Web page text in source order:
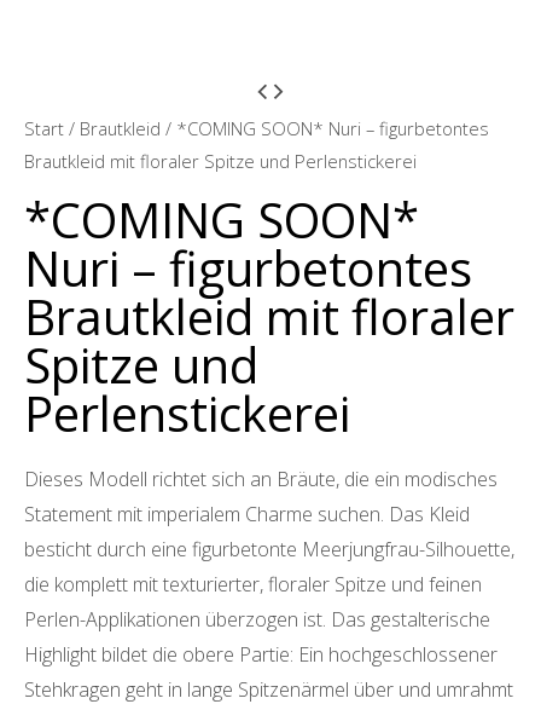
Start / Brautkleid / *COMING SOON* Nuri – figurbetontes
Brautkleid mit floraler Spitze und Perlenstickerei
*COMING SOON*
Nuri – figurbetontes
Brautkleid mit floraler
Spitze und
Perlenstickerei
Dieses Modell richtet sich an Bräute, die ein modisches
Statement mit imperialem Charme suchen. Das Kleid
besticht durch eine figurbetonte Meerjungfrau-Silhouette,
die komplett mit texturierter, floraler Spitze und feinen
Perlen-Applikationen überzogen ist. Das gestalterische
Highlight bildet die obere Partie: Ein hochgeschlossener
Stehkragen geht in lange Spitzenärmel über und umrahmt